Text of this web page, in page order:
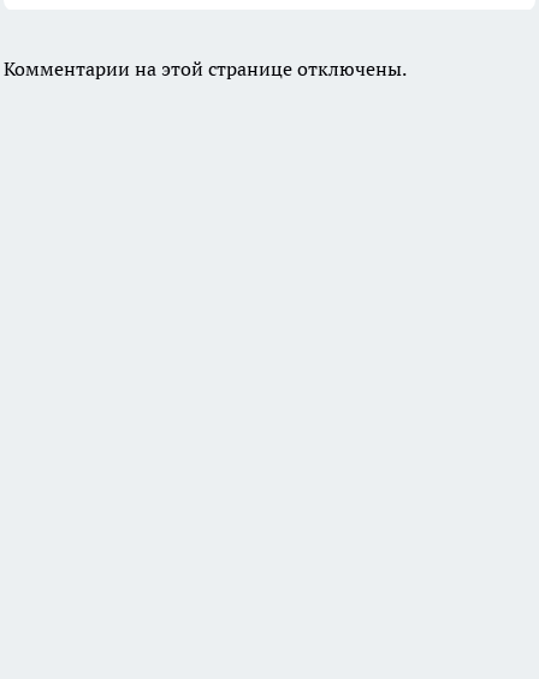
Комментарии на этой странице отключены.